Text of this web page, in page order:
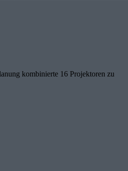
kombinierte 16 Projektoren zu